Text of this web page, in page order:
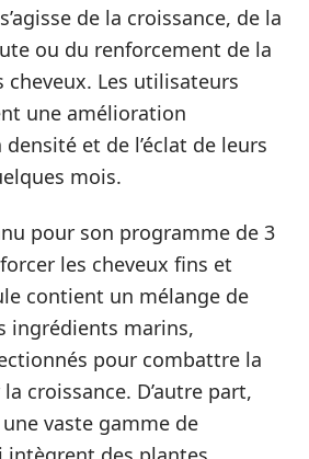
de la croissance, de la
ou du renforcement de la
cheveux. Les utilisateurs
une amélioration
et de l’éclat de leurs
mois.
pour son programme de 3
les cheveux fins et
contient un mélange de
ingrédients marins,
pour combattre la
croissance. D’autre part,
vaste gamme de